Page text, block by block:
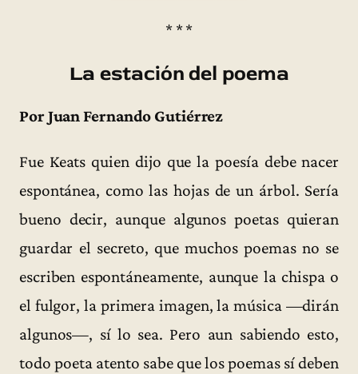
* * *
La estación del poema
Por Juan Fernando Gutiérrez
Fue Keats quien dijo que la poesía debe nacer
espontánea, como las hojas de un árbol. Sería
bueno decir, aunque algunos poetas quieran
guardar el secreto, que muchos poemas no se
escriben espontáneamente, aunque la chispa o
el fulgor, la primera imagen, la música —dirán
algunos—, sí lo sea. Pero aun sabiendo esto,
todo poeta atento sabe que los poemas sí deben